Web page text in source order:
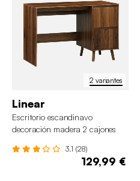
2 variantes
Linear
Escritorio escandinavo
decoración madera 2 cajones
3.1 (28)
129,99 €